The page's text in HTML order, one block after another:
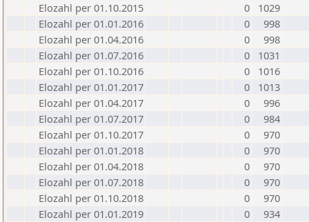
Elozahl per 01.10.2015
0
1029
Elozahl per 01.01.2016
0
998
Elozahl per 01.04.2016
0
998
Elozahl per 01.07.2016
0
1031
Elozahl per 01.10.2016
0
1016
Elozahl per 01.01.2017
0
1013
Elozahl per 01.04.2017
0
996
Elozahl per 01.07.2017
0
984
Elozahl per 01.10.2017
0
970
Elozahl per 01.01.2018
0
970
Elozahl per 01.04.2018
0
970
Elozahl per 01.07.2018
0
970
Elozahl per 01.10.2018
0
970
Elozahl per 01.01.2019
0
934